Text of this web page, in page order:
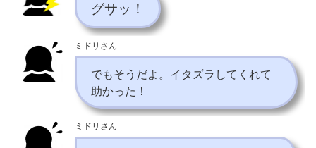
グサッ！
ミドリさん
でもそうだよ。イタズラしてくれて
助かった！
ミドリさん